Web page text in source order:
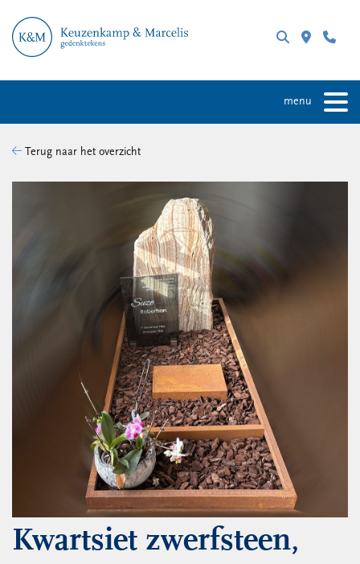
menu
Terug naar het overzicht
Kwartsiet zwerfsteen,